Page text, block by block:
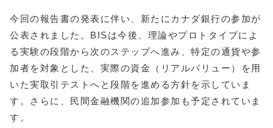
今回の報告書の発表に伴い、新たにカナダ銀行の参加が
公表されました。BISは今後、理論やプロトタイプによ
る実験の段階から次のステップへ進み、特定の通貨や参
加者を対象とした、実際の資金（リアルバリュー）を用
いた実取引テストへと段階を進める方針を示していま
す。さらに、民間金融機関の追加参加も予定されていま
す。